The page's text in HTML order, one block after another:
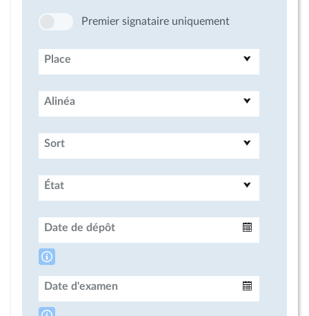
Premier signataire uniquement
Place
Alinéa
Sort
État
Date de dépôt
Date d'examen